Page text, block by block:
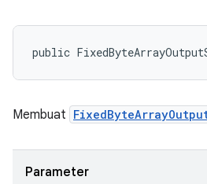
public
Membuat
Parameter